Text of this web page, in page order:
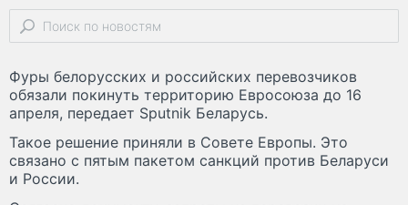
Фуры белорусских и российских перевозчиков
обязали покинуть территорию Евросоюза до 16
апреля, передает Sputnik Беларусь.
Такое решение приняли в Совете Европы. Это
связано с пятым пакетом санкций против Беларуси
и России.